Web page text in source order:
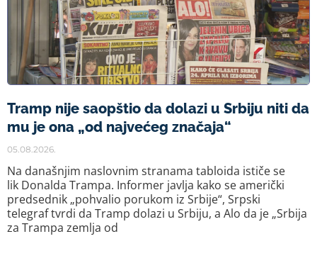
Tramp nije saopštio da dolazi u Srbiju niti da
mu je ona „od najvećeg značaja“
05.08.2026.
Na današnjim naslovnim stranama tabloida ističe se
lik Donalda Trampa. Informer javlja kako se američki
predsednik „pohvalio porukom iz Srbije“, Srpski
telegraf tvrdi da Tramp dolazi u Srbiju, a Alo da je „Srbija
za Trampa zemlja od